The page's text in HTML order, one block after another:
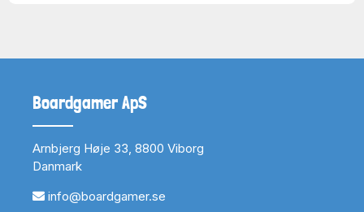
Boardgamer ApS
Arnbjerg Høje 33, 8800 Viborg
Danmark
info@boardgamer.se